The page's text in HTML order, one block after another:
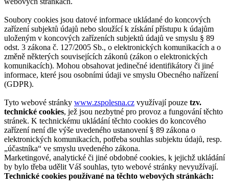
Soubory cookies jsou datové informace ukládané do koncových
zařízení subjektů údajů nebo sloužící k získání přístupu k údajům
uloženým v koncových zařízeních subjektů údajů ve smyslu § 89
odst. 3 zákona č. 127/2005 Sb., o elektronických komunikacích a o
změně některých souvisejících zákonů (zákon o elektronických
komunikacích). Mohou obsahovat jedinečné identifikátory či jiné
informace, které jsou osobními údaji ve smyslu Obecného nařízení
(GDPR).
Tyto webové stránky www.zspolesna.cz využívají pouze tzv.
technické cookies, jež jsou nezbytné pro provoz a fungování těchto
stránek. K technickému ukládání těchto cookies do koncového
zařízení není dle výše uvedeného ustanovení § 89 zákona o
elektronických komunikacích, potřeba souhlas subjektu údajů, resp.
„účastníka“ ve smyslu uvedeného zákona.
Marketingové, analytické či jiné obdobné cookies, k jejichž ukládání
by bylo třeba udělit Váš souhlas, tyto webové stránky nevyužívají.
Technické cookies používané na těchto webových stránkách: